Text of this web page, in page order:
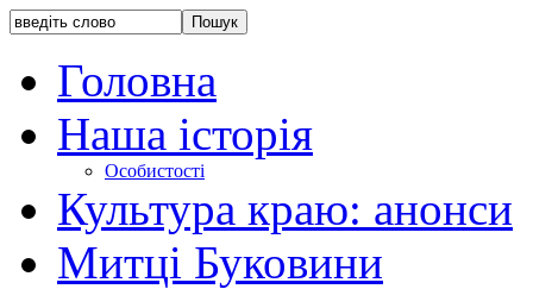
Головна
Наша історія
Особистості
Культура краю: анонси
Митці Буковини